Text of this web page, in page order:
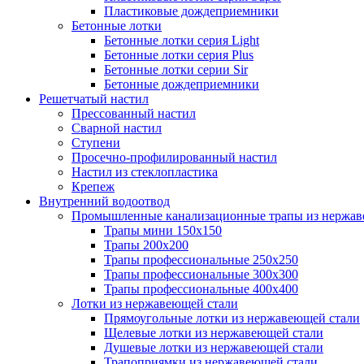
Пластиковые дождеприемники
Бетонные лотки
Бетонные лотки серия Light
Бетонные лотки серия Plus
Бетонные лотки серии Sir
Бетонные дождеприемники
Решетчатый настил
Прессованный настил
Сварной настил
Ступени
Просечно-профилированный настил
Настил из стеклопластика
Крепеж
Внутренний водоотвод
Промышленные канализационные трапы из
Трапы мини 150х150
Трапы 200х200
Трапы профессиональные 250х250
Трапы профессиональные 300х300
Трапы профессиональные 400х400
Лотки из нержавеющей стали
Прямоугольные лотки из нержавеющей стали
Щелевые лотки из нержавеющей стали
Душевые лотки из нержавеющей стали